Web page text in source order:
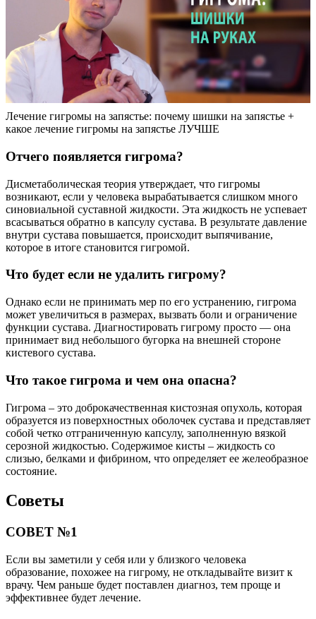
Лечение гигромы на запястье: почему шишки на запястье +
какое лечение гигромы на запястье ЛУЧШЕ
Отчего появляется гигрома?
Дисметаболическая теория утверждает, что гигромы
возникают, если у человека вырабатывается слишком много
синовиальной суставной жидкости. Эта жидкость не успевает
всасываться обратно в капсулу сустава. В результате давление
внутри сустава повышается, происходит выпячивание,
которое в итоге становится гигромой.
Что будет если не удалить гигрому?
Однако если не принимать мер по его устранению, гигрома
может увеличиться в размерах, вызвать боли и ограничение
функции сустава. Диагностировать гигрому просто — она
принимает вид небольшого бугорка на внешней стороне
кистевого сустава.
Что такое гигрома и чем она опасна?
Гигрома – это доброкачественная кистозная опухоль, которая
образуется из поверхностных оболочек сустава и представляет
собой четко отграниченную капсулу, заполненную вязкой
серозной жидкостью. Содержимое кисты – жидкость со
слизью, белками и фибрином, что определяет ее желеобразное
состояние.
Советы
СОВЕТ №1
Если вы заметили у себя или у близкого человека
образование, похожее на гигрому, не откладывайте визит к
врачу. Чем раньше будет поставлен диагноз, тем проще и
эффективнее будет лечение.